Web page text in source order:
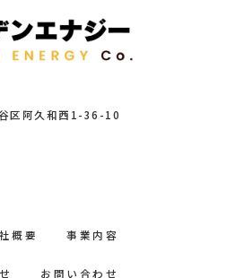
区阿久和西1-36-10
概要 事業内容
お問い合わせ